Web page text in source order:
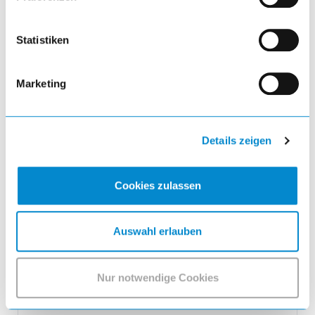
Statistiken
Marketing
Details zeigen
Cookies zulassen
Auswahl erlauben
Nur notwendige Cookies
Universalregal L1006 Grundregal (BxTxH)
(160kg) Lichtblau RAL 5012